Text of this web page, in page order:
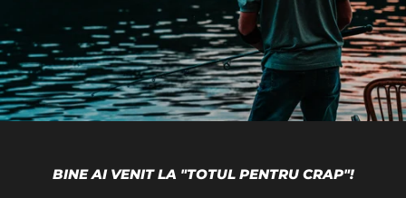
BINE AI VENIT LA "TOTUL PENTRU CRAP"!